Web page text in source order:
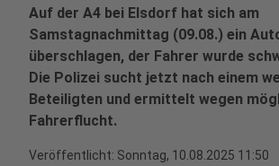
Auf der A4 bei Elsdorf hat sich am
Samstagnachmittag (09.08.) ein
überschlagen, der Fahrer wurde
Die Polizei sucht jetzt nach einem
Beteiligten und ermittelt wegen
Fahrerflucht.
Veröffentlicht: Sonntag, 10.08.2025 11:50